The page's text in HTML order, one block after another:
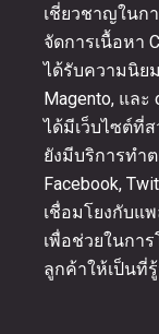
เชี่ยวชาญในก
จัดการเนื้อหา
ได้รับความนิยม
Magento, แล
ได้มีเว็บไซต์ที่
ยังมีบริการทำ
Facebook,
เชื่อมโยงกับแ
เพื่อช่วยในกา
ลูกค้าให้เป็นที่